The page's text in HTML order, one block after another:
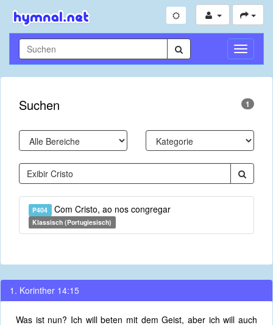
Suchen 1
P404 Com Cristo, ao nos congregar
Klassisch (Portugiesisch)
1. Korinther 14:15
Was ist nun? Ich will beten mit dem Geist, aber ich will auch